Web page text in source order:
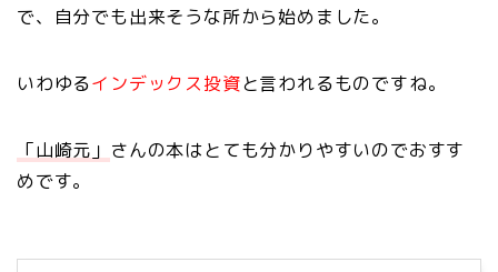
で、自分でも出来そうな所から始めました。
いわゆるインデックス投資と言われるものですね。
「山崎元」 さんの本はとても分かりやすいのでおすす
めです。